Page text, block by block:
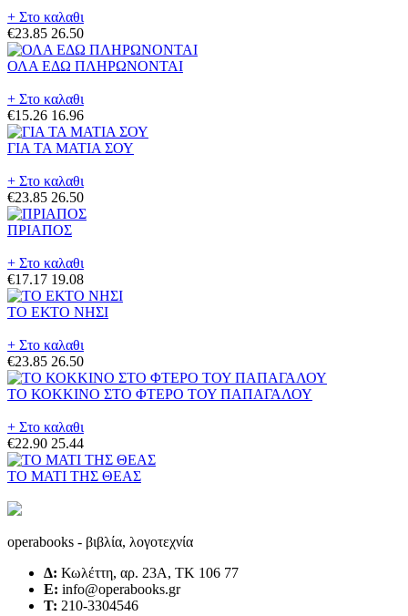
+ Στο καλαθι
€23.85 26.50
ΟΛΑ ΕΔΩ ΠΛΗΡΩΝΟΝΤΑΙ
+ Στο καλαθι
€15.26 16.96
ΓΙΑ ΤΑ ΜΑΤΙΑ ΣΟΥ
+ Στο καλαθι
€23.85 26.50
ΠΡΙΑΠΟΣ
+ Στο καλαθι
€17.17 19.08
ΤΟ ΕΚΤΟ ΝΗΣΙ
+ Στο καλαθι
€23.85 26.50
ΤΟ ΚΟΚΚΙΝΟ ΣΤΟ ΦΤΕΡΟ ΤΟΥ ΠΑΠΑΓΑΛΟΥ
+ Στο καλαθι
€22.90 25.44
ΤΟ ΜΑΤΙ ΤΗΣ ΘΕΑΣ
operabooks - βιβλία, λογοτεχνία
Δ: Κωλέττη, αρ. 23Α, ΤΚ 106 77
E: info@operabooks.gr
Τ: 210-3304546